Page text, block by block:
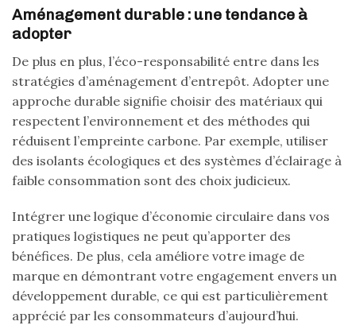
Aménagement durable : une tendance à
adopter
De plus en plus, l’éco-responsabilité entre dans les
stratégies d’aménagement d’entrepôt. Adopter une
approche durable signifie choisir des matériaux qui
respectent l’environnement et des méthodes qui
réduisent l’empreinte carbone. Par exemple, utiliser
des isolants écologiques et des systèmes d’éclairage à
faible consommation sont des choix judicieux.
Intégrer une logique d’économie circulaire dans vos
pratiques logistiques ne peut qu’apporter des
bénéfices. De plus, cela améliore votre image de
marque en démontrant votre engagement envers un
développement durable, ce qui est particulièrement
apprécié par les consommateurs d’aujourd’hui.